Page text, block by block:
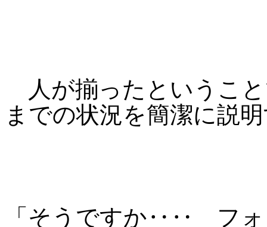
人が揃ったということ
までの状況を簡潔に説
「そうですか‥‥ フォ